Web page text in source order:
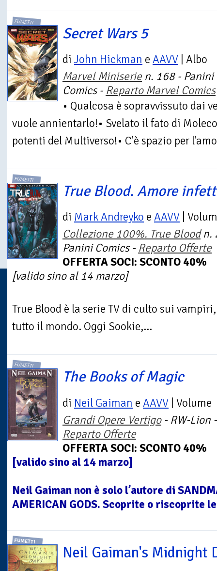
FUMETTI
Secret Wars 5
di John Hickman e AAVV | Albo
Marvel Miniserien. 168 - Panini
Comics - Reparto Marvel Comics
• Qualcosa è sopravvissuto dai
vuole annientarlo!• Svelato il fato di
potenti del Multiverso!• C'è spazio per
FUMETTI
True Blood. Amore
di Mark Andreyko e AAVV |
Collezione 100%. True Bloodn.
Panini Comics - Reparto Offerte
OFFERTA SOCI: SCONTO 40%
[valido sino al 14 marzo]
True Blood è la serie TV di culto sui
tutto il mondo. Oggi Sookie,...
FUMETTI
The Books of Magic
di Neil Gaiman e AAVV | Volume
Grandi Opere Vertigo- RW-Lion -
Reparto Offerte
OFFERTA SOCI: SCONTO 40%
[valido sino al 14 marzo]
Neil Gaiman non è solo l’autore di
AMERICAN GODS. Scoprite o riscoprite
FUMETTI
Neil Gaiman's Midnight